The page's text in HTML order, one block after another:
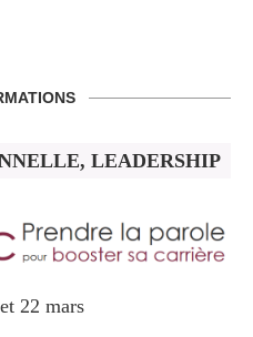
LEADERSHIP
22 mars